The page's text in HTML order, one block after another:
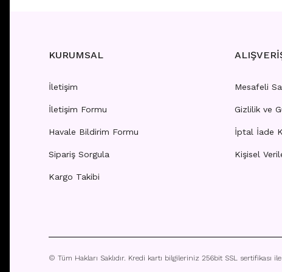
HZ08 - GÜMÜŞ HIZMA
Fiyatları görebilmek için
HZ16 -
Fiyatları
KURUMSAL
İletişim
İletişim Formu
Havale Bildirim Formu
Sipariş Sorgula
Kargo Takibi
Mesafeli
Gizlilik ve
İptal İade
Kişisel
© Tüm Hakları Saklıdır. Kredi kartı bilgileriniz 256bit SSL sertifikası